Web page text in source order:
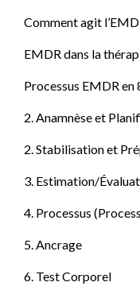
Comment agit
EMDR dans la
Processus EMDR en
2. Anamnèse et
2. Stabilisation et
3. Estimation/
4. Processus
5. Ancrage
6. Test Corporel